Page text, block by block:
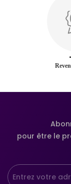
pour être le